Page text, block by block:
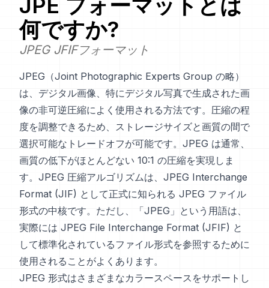
JPE フォーマットとは
何ですか?
JPEG JFIFフォーマット
JPEG（Joint Photographic Experts Group の略）
は、デジタル画像、特にデジタル写真で生成された画
像の非可逆圧縮によく使用される方法です。圧縮の程
度を調整できるため、ストレージサイズと画質の間で
選択可能なトレードオフが可能です。JPEG は通常、
画質の低下がほとんどない 10:1 の圧縮を実現しま
す。JPEG 圧縮アルゴリズムは、JPEG Interchange
Format (JIF) として正式に知られる JPEG ファイル
形式の中核です。ただし、「JPEG」という用語は、
実際には JPEG File Interchange Format (JFIF) と
して標準化されているファイル形式を参照するために
使用されることがよくあります。
JPEG 形式はさまざまなカラースペースをサポートし